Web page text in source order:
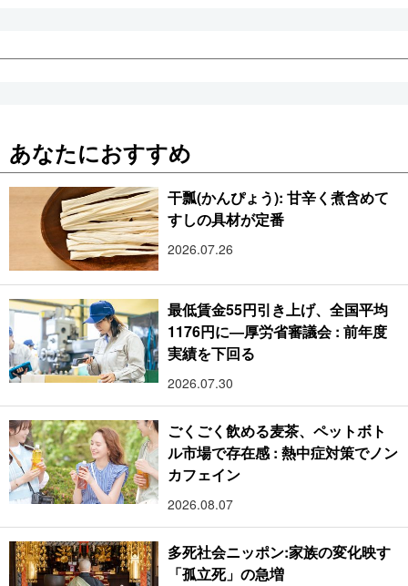
あなたにおすすめ
干瓢(かんぴょう): 甘辛く煮含めて
すしの具材が定番
2026.07.26
最低賃金55円引き上げ、全国平均
1176円に―厚労省審議会 : 前年度
実績を下回る
2026.07.30
ごくごく飲める麦茶、ペットボト
ル市場で存在感 : 熱中症対策でノン
カフェイン
2026.08.07
多死社会ニッポン:家族の変化映す
「孤立死」の急増